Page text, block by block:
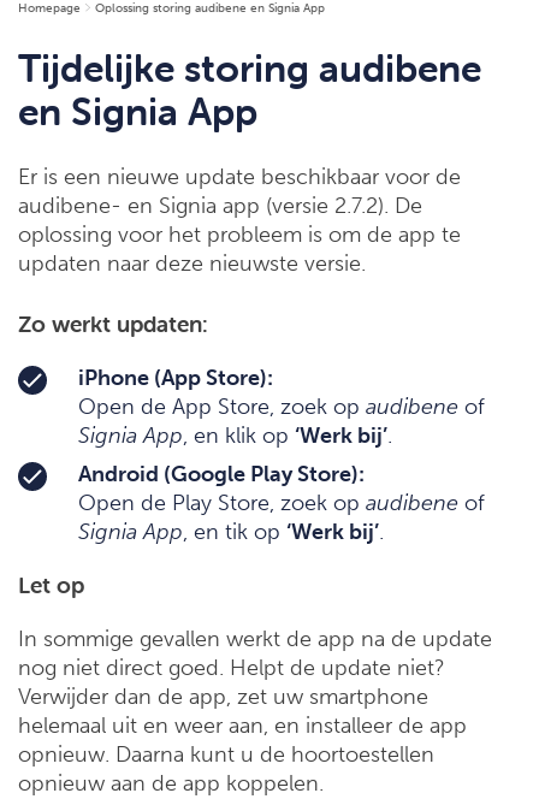
Homepage Oplossing storing audibene en Signia App
Tijdelijke storing audibene
en Signia App
Er is een nieuwe update beschikbaar voor de
audibene- en Signia app (versie 2.7.2). De
oplossing voor het probleem is om de app te
updaten naar deze nieuwste versie.
Zo werkt updaten:
iPhone (App Store):
Open de App Store, zoek op audibene of
Signia App, en klik op ‘Werk bij’.
Android (Google Play Store):
Open de Play Store, zoek op audibene of
Signia App, en tik op ‘Werk bij’.
Let op
In sommige gevallen werkt de app na de update
nog niet direct goed. Helpt de update niet?
Verwijder dan de app, zet uw smartphone
helemaal uit en weer aan, en installeer de app
opnieuw. Daarna kunt u de hoortoestellen
opnieuw aan de app koppelen.